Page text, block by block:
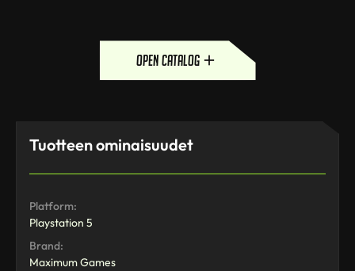
open catalog
Tuotteen ominaisuudet
Platform:
Playstation 5
Brand:
Maximum Games